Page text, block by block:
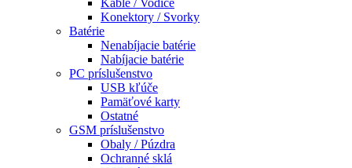
Káble / Vodiče
Konektory / Svorky
Batérie
Nenabíjacie batérie
Nabíjacie batérie
PC príslušenstvo
USB kľúče
Pamäťové karty
Ostatné
GSM príslušenstvo
Obaly / Púzdra
Ochranné sklá